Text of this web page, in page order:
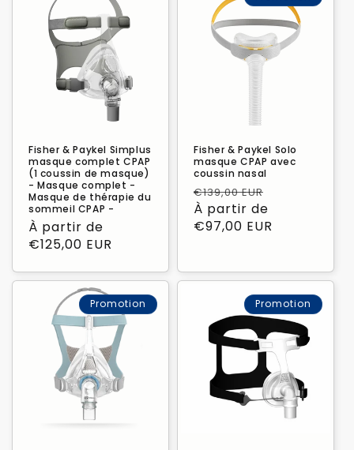
Fisher & Paykel Simplus
masque complet CPAP
(1 coussin de masque)
- Masque complet -
Masque de thérapie du
sommeil CPAP -
Prix
habituel
À partir de
€125,00 EUR
Fisher & Paykel Solo
masque CPAP avec
coussin nasal
Prix
habituel
€139,00 EUR
À partir de
€97,00 EUR
Promotion Promotion